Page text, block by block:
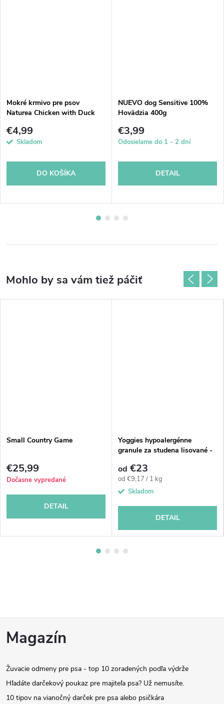
Mokré krmivo pre psov
Naturea Chicken with Duck
€4,99
Skladom
DO KOŠÍKA
NUEVO dog Sensitive 100%
Hovädzia 400g
€3,99
Odosielame do 1 - 2 dní
DETAIL
Small Country Game
€25,99
Dočasne vypredané
DETAIL
Yoggies hypoalergénne
granule za studena lisované -
od €23
Jednotková
cena:
od €9,17 / 1 kg
Skladom
DETAIL
Z
p
Magazín
Žuvacie odmeny pre psa - top 10 zoradených podľa výdrže
Hľadáte darčekový poukaz pre majiteľa psa? Už nemusíte.
10 tipov na vianočný darček pre psa alebo psičkára